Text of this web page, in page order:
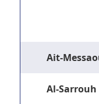
Ait-
Al-Sarrouh